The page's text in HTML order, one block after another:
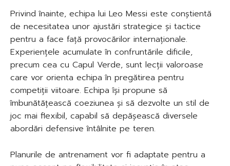
Privind înainte, echipa lui Leo Messi este conștientă
de necesitatea unor ajustări strategice și tactice
pentru a face față provocărilor internaționale.
Experiențele acumulate în confruntările dificile,
precum cea cu Capul Verde, sunt lecții valoroase
care vor orienta echipa în pregătirea pentru
competiții viitoare. Echipa își propune să
îmbunătățească coeziunea și să dezvolte un stil de
joc mai flexibil, capabil să depășească diversele
abordări defensive întâlnite pe teren.
Planurile de antrenament vor fi adaptate pentru a